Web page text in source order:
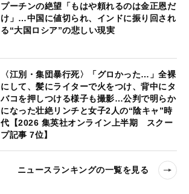
プーチンの絶望「もはや頼れるのは金正恩だ
け」…中国に値切られ、インドに振り回され
る“大国ロシア”の悲しい現実
〈江別・集団暴行死〉「グロかった…」全裸
にして、髪にライターで火をつけ、背中にタ
バコを押しつける様子も撮影…公判で明らか
になった壮絶リンチと女子2人の“陰キャ”時
代【2026 集英社オンライン上半期 スクー
プ記事 7位】
ニュースランキングの一覧を見る